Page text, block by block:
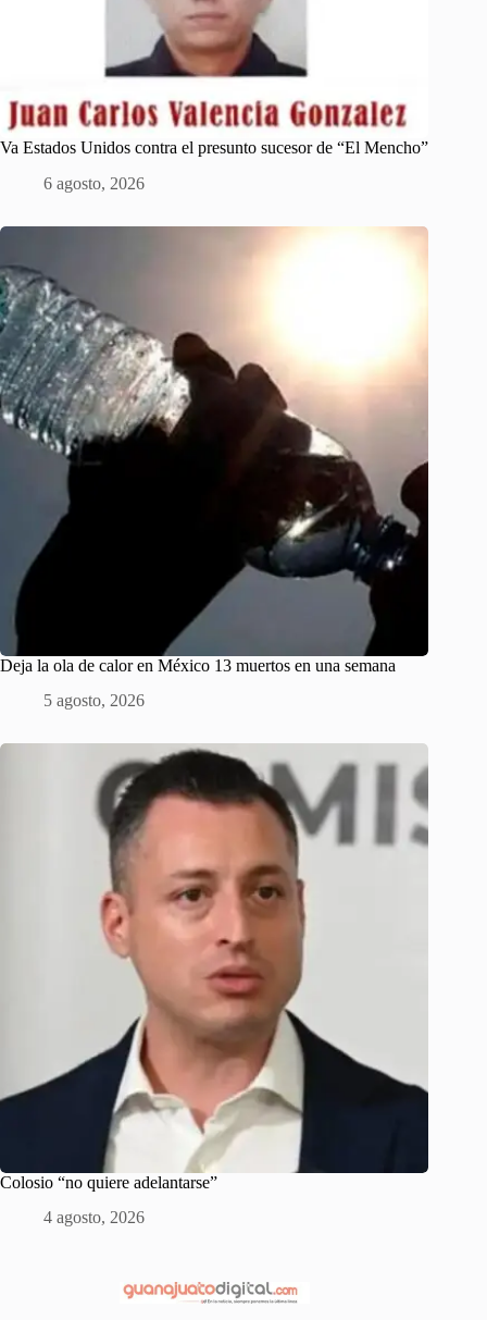
Va Estados Unidos contra el presunto sucesor de “El Mencho”
6 agosto, 2026
Deja la ola de calor en México 13 muertos en una semana
5 agosto, 2026
Colosio “no quiere adelantarse”
4 agosto, 2026